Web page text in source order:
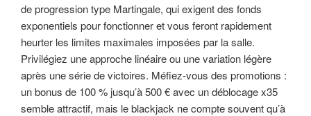
de progression type Martingale, qui exigent des fonds
exponentiels pour fonctionner et vous feront rapidement
heurter les limites maximales imposées par la salle.
Privilégiez une approche linéaire ou une variation légère
après une série de victoires. Méfiez-vous des promotions :
un bonus de 100 % jusqu’à 500 € avec un déblocage x35
semble attractif, mais le blackjack ne compte souvent qu’à